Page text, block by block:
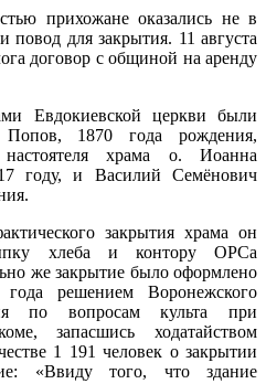
прихожане оказались не в
повод для закрытия. 11 августа
договор с общиной на аренду
Евдокиевской церкви были
Попов, 1870 года рождения,
храма о. Иоанна
году, и Василий Семёнович
закрытия храма он
хлеба и контору ОРСа
же закрытие было оформлено
решением Воронежского
по вопросам культа при
запасшись ходатайством
1 191 человек о закрытии
«Ввиду того, что здание